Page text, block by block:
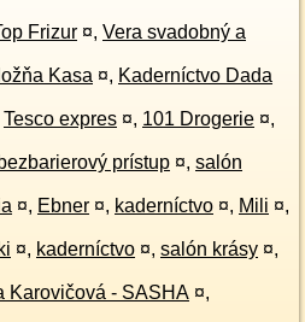
Frizur ¤, Vera svadobný a
Kasa ¤, Kaderníctvo Dada
Tesco expres ¤, 101 Drogerie ¤,
bezbarierový prístup ¤, salón
¤, Ebner ¤, kaderníctvo ¤, Mili ¤,
¤, kaderníctvo ¤, salón krásy ¤,
Karovičová - SASHA ¤,